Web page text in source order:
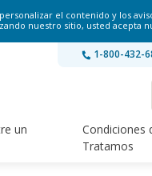
el contenido y los
nuestro sitio, usted acepta
1-800-432-
un
Condiciones
Tratamos